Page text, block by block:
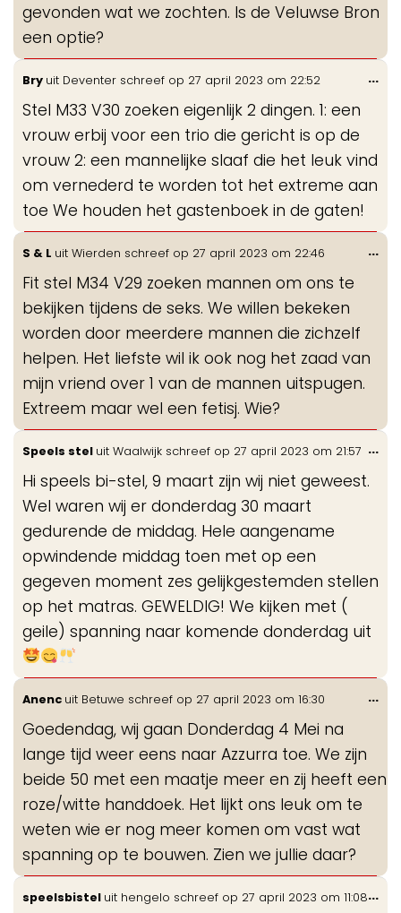
gevonden wat we zochten. Is de Veluwse Bron
een optie?
Bry uit Deventer schreef op 27 april 2023 om 22:52
Stel M33 V30 zoeken eigenlijk 2 dingen. 1: een
vrouw erbij voor een trio die gericht is op de
vrouw 2: een mannelijke slaaf die het leuk vind
om vernederd te worden tot het extreme aan
toe We houden het gastenboek in de gaten!
...
S & L uit Wierden schreef op 27 april 2023 om 22:46
Fit stel M34 V29 zoeken mannen om ons te
bekijken tijdens de seks. We willen bekeken
worden door meerdere mannen die zichzelf
helpen. Het liefste wil ik ook nog het zaad van
mijn vriend over 1 van de mannen uitspugen.
Extreem maar wel een fetisj. Wie?
...
Speels stel uit Waalwijk schreef op 27 april 2023 om 21:57
Hi speels bi-stel, 9 maart zijn wij niet geweest.
Wel waren wij er donderdag 30 maart
gedurende de middag. Hele aangename
opwindende middag toen met op een
gegeven moment zes gelijkgestemden stellen
op het matras. GEWELDIG! We kijken met (
geile) spanning naar komende donderdag uit
...
Anenc uit Betuwe schreef op 27 april 2023 om 16:30
Goedendag, wij gaan Donderdag 4 Mei na
lange tijd weer eens naar Azzurra toe. We zijn
beide 50 met een maatje meer en zij heeft een
roze/witte handdoek. Het lijkt ons leuk om te
weten wie er nog meer komen om vast wat
spanning op te bouwen. Zien we jullie daar?
...
speelsbistel uit hengelo schreef op 27 april 2023 om 11:08...